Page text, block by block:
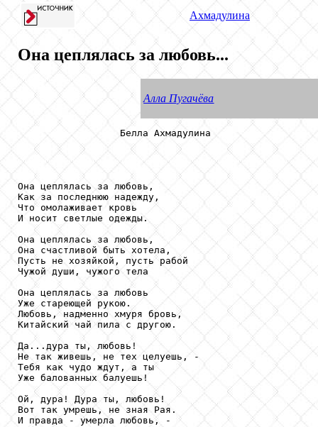
Ахмадулина
Она цеплялась за любовь...
Алла Пугачёва
                  Белла Ахмадулина
Она цеплялась за любовь,
Как за последнюю надежду,
Что омолаживает кровь
И носит светлые одежды.
Она цеплялась за любовь,
Она счастливой быть хотела,
Пусть не хозяйкой, пусть рабой
Чужой души, чужого тела
Она цеплялась за любовь
Уже стареющей рукою.
Любовь, надменно хмуря бровь,
Китайский чай пила с другою.
Да...дура ты, любовь!
Не так живешь, не тех целуешь, -
Тебя как чудо ждут, а ты
Уже балованных балуешь!
Ой, дура! Дура ты, любовь!
Вот так умрешь, не зная Рая.
И правда - умерла любовь, -